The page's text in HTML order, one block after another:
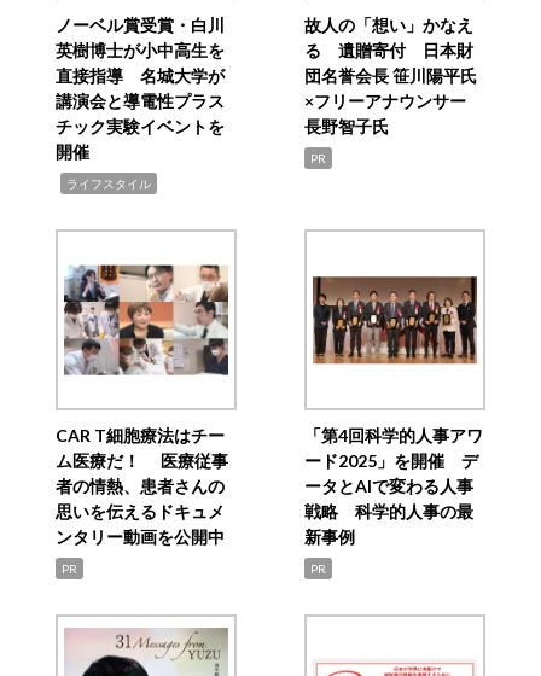
ノーベル賞受賞・白川
英樹博士が小中高生を
直接指導 名城大学が
講演会と導電性プラス
チック実験イベントを
開催
ライフスタイル
故人の「想い」かなえ
る 遺贈寄付 日本財
団名誉会長 笹川陽平氏
×フリーアナウンサー
長野智子氏
PR
CAR T細胞療法はチー
ム医療だ！ 医療従事
者の情熱、患者さんの
思いを伝えるドキュメ
ンタリー動画を公開中
PR
「第4回科学的人事アワ
ード2025」を開催 デ
ータとAIで変わる人事
戦略 科学的人事の最
新事例
PR